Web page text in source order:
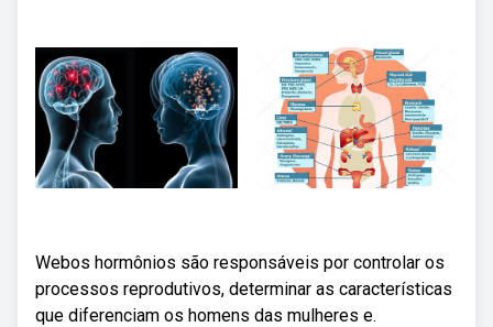
Webos hormônios são responsáveis por controlar os
processos reprodutivos, determinar as características
que diferenciam os homens das mulheres e.